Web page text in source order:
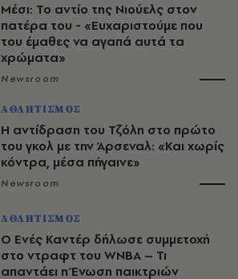
Μέσι: Το αντίο της Νιούελς στον
πατέρα του - «Ευχαριστούμε που
του έμαθες να αγαπά αυτά τα
χρώματα»
Newsroom
ΑΘΛΗΤΙΣΜΟΣ
Η αντίδραση του Τζόλη στο πρώτο
του γκολ με την Άρσεναλ: «Και χωρίς
κόντρα, μέσα πήγαινε»
Newsroom
ΑΘΛΗΤΙΣΜΟΣ
Ο Ενές Καντέρ δήλωσε συμμετοχή
στο ντραφτ του WNBA – Τι
απαντάει η Ένωση παικτριών